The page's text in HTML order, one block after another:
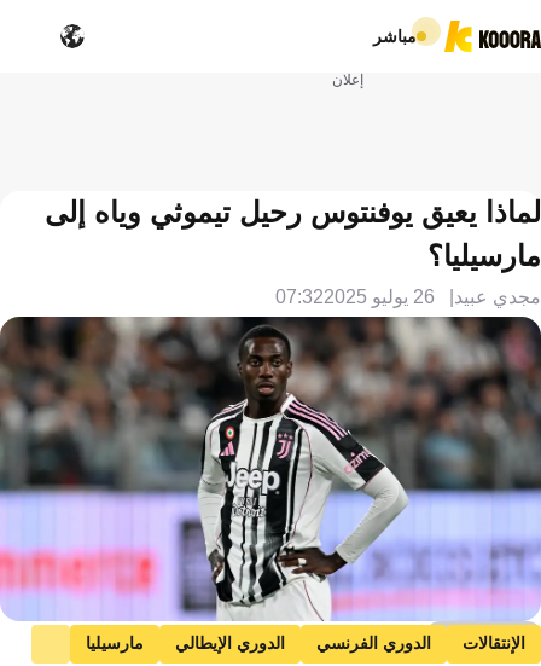
مباشر
إعلان
لماذا يعيق يوفنتوس رحيل تيموثي وياه إلى
مارسيليا؟
مجدي عبيد 26 يوليو 2025 07:32
Getty Images
الإنتقالات الدوري الفرنسي الدوري الإيطالي
مارسيليا